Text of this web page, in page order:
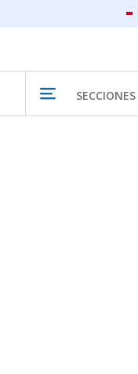
SECCIONES